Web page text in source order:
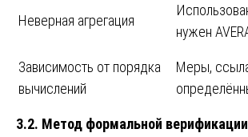
Неверная агрегация
нужен
Зависимость от порядка
вычислений
Меры,
3.2. Метод формальной верификации